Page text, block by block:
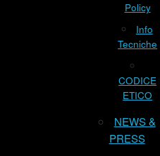
Policy
Info
Tecniche
CODICE
ETICO
NEWS &
PRESS